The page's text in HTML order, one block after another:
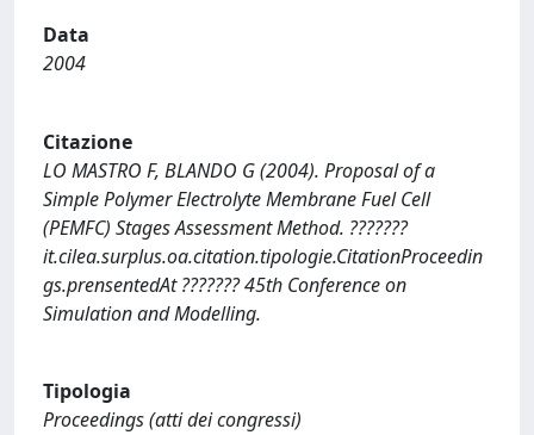
Data
2004
Citazione
LO MASTRO F, BLANDO G (2004). Proposal of a
Simple Polymer Electrolyte Membrane Fuel Cell
(PEMFC) Stages Assessment Method. ???????
it.cilea.surplus.oa.citation.tipologie.CitationProceedin
gs.prensentedAt ??????? 45th Conference on
Simulation and Modelling.
Tipologia
Proceedings (atti dei congressi)